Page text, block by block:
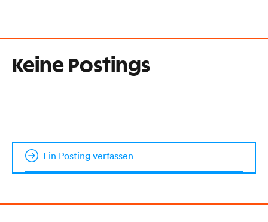
Keine Postings
Ein Posting verfassen